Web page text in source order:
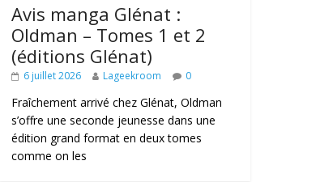
Avis manga Glénat :
Oldman – Tomes 1 et 2
(éditions Glénat)
6 juillet 2026 Lageekroom 0
Fraîchement arrivé chez Glénat, Oldman
s’offre une seconde jeunesse dans une
édition grand format en deux tomes
comme on les